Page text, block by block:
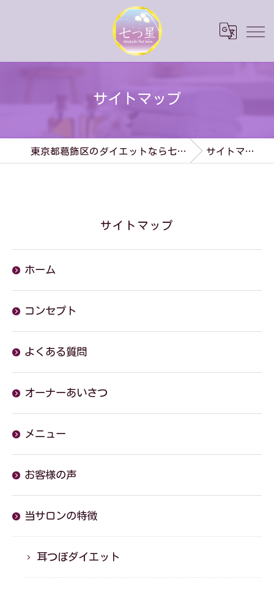
サイトマップ
東京都葛飾区のダイエットなら七つ星 サイトマップ
サイトマップ
ホーム
コンセプト
よくある質問
オーナーあいさつ
メニュー
お客様の声
当サロンの特徴
耳つぼダイエット